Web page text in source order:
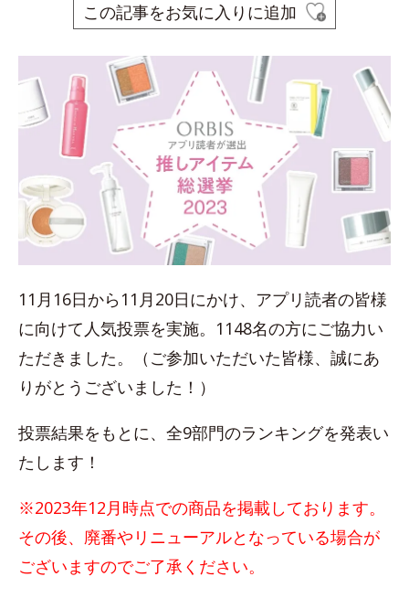
この記事をお気に入りに追加
11月16日から11月20日にかけ、アプリ読者の皆様
に向けて人気投票を実施。1148名の方にご協力い
ただきました。（ご参加いただいた皆様、誠にあ
りがとうございました！）
投票結果をもとに、全9部門のランキングを発表い
たします！
※2023年12月時点での商品を掲載しております。
その後、廃番やリニューアルとなっている場合が
ございますのでご了承ください。